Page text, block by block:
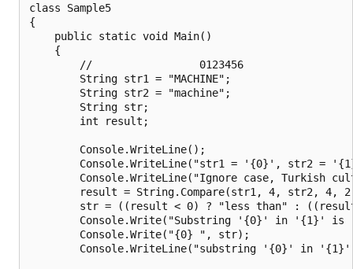
class Sample5
{
    public static void Main()
    {
        //                 0123456
        String str1 = "MACHINE";
        String str2 = "machine";
        String str;
        int result;
        Console.WriteLine();
Console.WriteLine("str1 = '{0}', str2 =
Console.WriteLine("Ignore case, Turkish
result = String.Compare(str1, 4, str2, 4,
str = ((result < 0) ? "less than" :
Console.Write("Substring '{0}' in '{1}' is
        Console.Write("{0} ", str);
Console.WriteLine("substring '{0}' in